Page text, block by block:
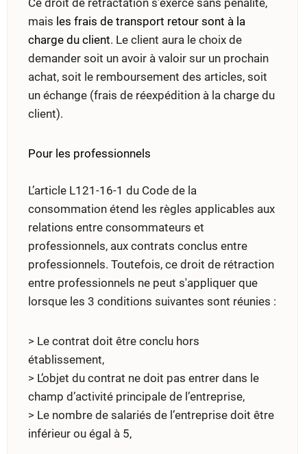
mais les frais de transport retour sont à la
charge du client. Le client aura le choix de
demander soit un avoir à valoir sur un prochain
achat, soit le remboursement des articles, soit
un échange (frais de réexpédition à la charge du
client).
Pour les professionnels
L’article L121-16-1 du Code de la
consommation étend les règles applicables aux
relations entre consommateurs et
professionnels, aux contrats conclus entre
professionnels. Toutefois, ce droit de rétraction
entre professionnels ne peut s'appliquer que
lorsque les 3 conditions suivantes sont réunies :
> Le contrat doit être conclu hors
établissement,
> L’objet du contrat ne doit pas entrer dans le
champ d’activité principale de l’entreprise,
> Le nombre de salariés de l’entreprise doit être
inférieur ou égal à 5,